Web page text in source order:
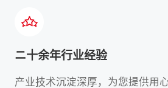
ニ十余年行业经验
产业技术沉淀深厚，为您提供用